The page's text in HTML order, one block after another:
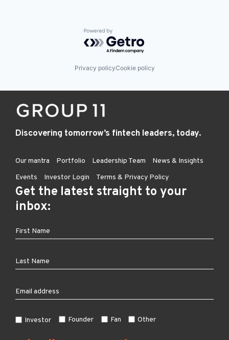
Powered by Getro.com
Privacy policyCookie policy
Discovering tomorrow’s fintech leaders, today.
Our mantra Portfolio Leadership Team
News & Insights
Events
Investor Login Terms & Privacy Policy
Get the latest straight to your
inbox:
Investor Founder Fan Other